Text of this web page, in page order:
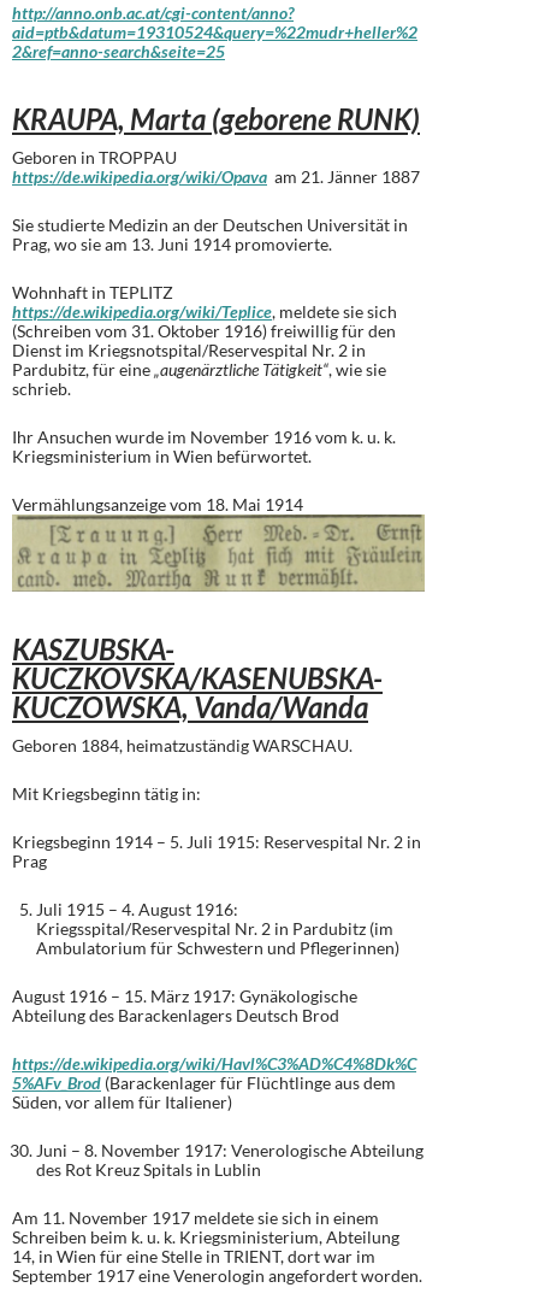
http://anno.onb.ac.at/cgi-content/anno?
aid=ptb&datum=19310524&query=%22mudr+heller%2
2&ref=anno-search&seite=25
KRAUPA, Marta (geborene RUNK)
Geboren in TROPPAU
https://de.wikipedia.org/wiki/Opava am 21. Jänner 1887
Sie studierte Medizin an der Deutschen Universität in
Prag, wo sie am 13. Juni 1914 promovierte.
Wohnhaft in TEPLITZ
https://de.wikipedia.org/wiki/Teplice, meldete sie sich
(Schreiben vom 31. Oktober 1916) freiwillig für den
Dienst im Kriegsnotspital/Reservespital Nr. 2 in
Pardubitz, für eine„augenärztliche Tätigkeit“, wie sie
schrieb.
Ihr Ansuchen wurde im November 1916 vom k. u. k.
Kriegsministerium in Wien befürwortet.
Vermählungsanzeige vom 18. Mai 1914
KASZUBSKA-
KUCZKOVSKA/KASENUBSKA-
KUCZOWSKA, Vanda/Wanda
Geboren 1884, heimatzuständig WARSCHAU.
Mit Kriegsbeginn tätig in:
Kriegsbeginn 1914 – 5. Juli 1915: Reservespital Nr. 2 in
Prag
Juli 1915 – 4. August 1916:
Kriegsspital/Reservespital Nr. 2 in Pardubitz (im
Ambulatorium für Schwestern und Pflegerinnen)
August 1916 – 15. März 1917: Gynäkologische
Abteilung des Barackenlagers Deutsch Brod
https://de.wikipedia.org/wiki/Havl%C3%AD%C4%8Dk%C
5%AFv_Brod (Barackenlager für Flüchtlinge aus dem
Süden, vor allem für Italiener)
Juni – 8. November 1917: Venerologische Abteilung
des Rot Kreuz Spitals in Lublin
Am 11. November 1917 meldete sie sich in einem
Schreiben beim k. u. k. Kriegsministerium, Abteilung
14, in Wien für eine Stelle in TRIENT, dort war im
September 1917 eine Venerologin angefordert worden.